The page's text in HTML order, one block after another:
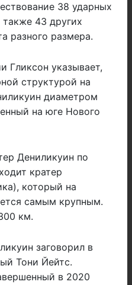
38 ударных
43 других
разного размера.
Гликсон указывает,
структурой на
диаметром
на юге Нового
Дениликуин по
кратер
который на
самым крупным.
км.
заговорил в
Тони Йейтс.
в 2020